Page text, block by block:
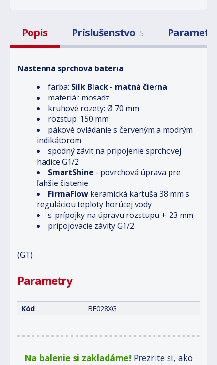
Popis Príslušenstvo 5
Nástenná sprchová batéria
farba: Silk Black - matná čierna
materiál: mosadz
kruhové rozety: Ø 70 mm
rozstup: 150 mm
pákové ovládanie s červeným a modrým
indikátorom
spodný závit na pripojenie sprchovej
hadice G1/2
SmartShine - povrchová úprava pre
ľahšie čistenie
FirmaFlow keramická kartuša 38 mm s
reguláciou teploty horúcej vody
s-prípojky na úpravu rozstupu +-23 mm
pripojovacie závity G1/2
(GT)
Parametry
Kód BE028XG
Na balenie si zakladáme! Prezrite si, ako